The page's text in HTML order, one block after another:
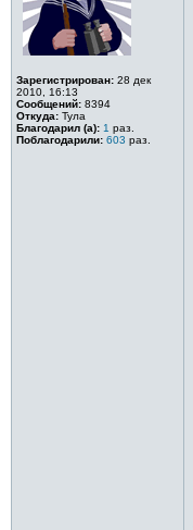
Зарегистрирован: 28 дек
2010, 16:13
Сообщений: 8394
Откуда: Тула
Благодарил (а): 1 раз.
Поблагодарили: 603 раз.